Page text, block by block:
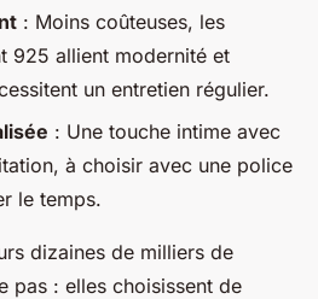
: Moins coûteuses, les
925 allient modernité et
un entretien régulier.
: Une touche intime avec
à choisir avec une police
le temps.
dizaines de milliers de
pas : elles choisissent de